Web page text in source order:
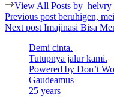
View All Posts by helvry
Post
navigation
Previous post beruhigen,
Next post Imajinasi Bisa
Demi cinta.
Tutupnya jalur kami.
Powered by Don’t
Gaudeamus
25 years